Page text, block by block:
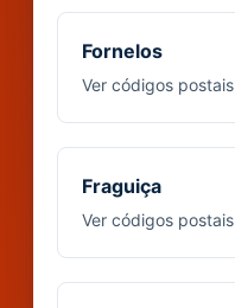
Fornelos
Ver códigos postais
Fraguiça
Ver códigos postais